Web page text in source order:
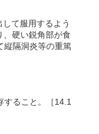
て服用するよう
、硬い鋭角部が食
縦隔洞炎等の重篤
すること。［14.1